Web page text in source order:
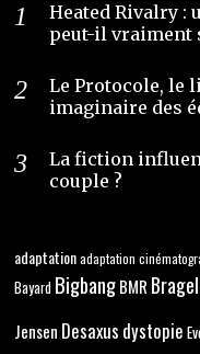
Heated Rivalry :
peut-il vraiment
Le Protocole, le
imaginaire des
La fiction
couple ?
adaptation adaptation
Bayard BigbangBMR
Jensen Desaxus dystopie